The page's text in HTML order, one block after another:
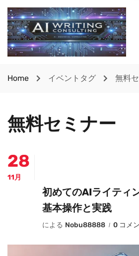
Home イベントタグ 無料
無料セミナー
28
11月
初めてのAIライティ
基本操作と実践
による Nobu88888 0 コメ